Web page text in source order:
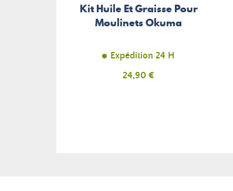
Kit Huile Et Graisse Pour
Moulinets Okuma
Expédition 24 H
Prix
24,90 €